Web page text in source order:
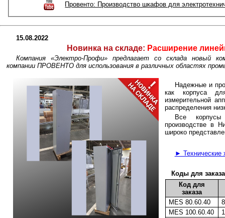
Провенто: Производство шкафов для
15.08.2022
Новинка на складе: Расширение
Компания «Электро-Профи» предлагает со склада новый
компании ПРОВЕНТО для использования в различных областях
Надежные и
как корпуса
измерительной
распределения
Все
производстве в
широко
► Технические
Коды для
Код для
заказа
MES 80.60.40
MES 100.60.40